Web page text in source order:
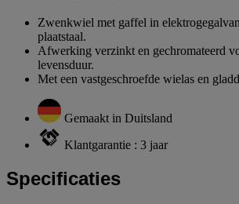
Zwenkwiel met gaffel in
plaatstaal.
Afwerking verzinkt en gechromateerd
levensduur.
Met een vastgeschroefde wielas en
Gemaakt in Duitsland
Klantgarantie : 3 jaar
Specificaties